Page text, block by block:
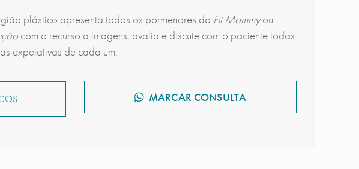
plástico apresenta todos os pormenores do Fit Mommyou
com o recurso a imagens, avalia e discute com o paciente todas
expetativas de cada um.
MARCAR CONSULTA